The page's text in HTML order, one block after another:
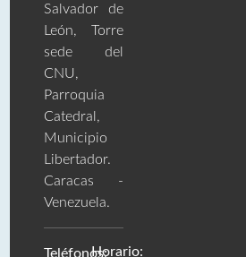
Salvador de
León, Torre
sede del
CNU,
Parroquia
Catedral,
Municipio
Libertador.
Caracas -
Venezuela.
Teléfonos:Horario: